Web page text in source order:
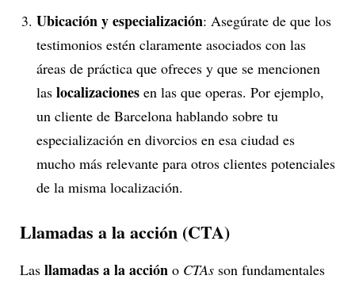
Ubicación y especialización: Asegúrate de que los
testimonios estén claramente asociados con las
áreas de práctica que ofreces y que se mencionen
las localizaciones en las que operas. Por ejemplo,
un cliente de Barcelona hablando sobre tu
especialización en divorcios en esa ciudad es
mucho más relevante para otros clientes potenciales
de la misma localización.
Llamadas a la acción (CTA)
Las llamadas a la acción o CTAs son fundamentales